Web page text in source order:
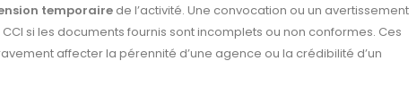
temporaire de l’activité. Une convocation ou un avertissement
si les documents fournis sont incomplets ou non conformes. Ces
affecter la pérennité d’une agence ou la crédibilité d’un